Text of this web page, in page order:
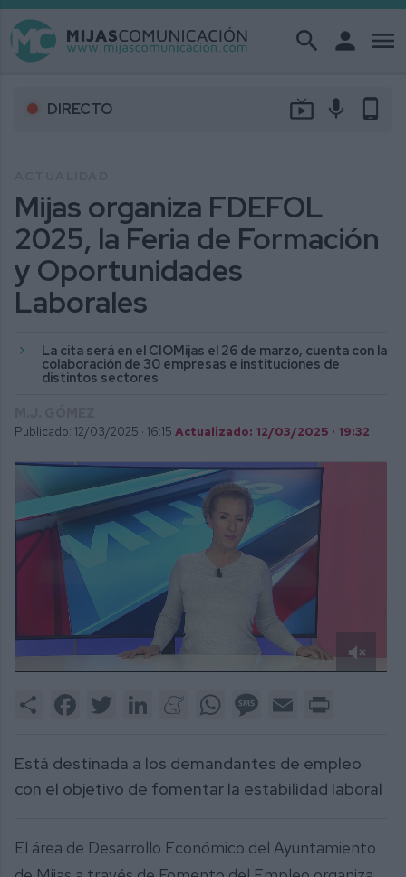
search person menu
DIRECTO live_tv mic phone_android
Mijas organiza FDEFOL
2025, la Feria de Formación
y Oportunidades
Laborales
La cita será en el CIOMijas el 26 de marzo, cuenta con la
colaboración de 30 empresas e instituciones de
distintos sectores
Publicado: 12/03/2025 · 16:15 Actualizado: 12/03/2025 · 19:32
1
Share FacebookTwitter LinkedInMeneameWhatsAppMessage
Email
Está destinada a los demandantes de empleo
con el objetivo de fomentar la estabilidad laboral
El área de Desarrollo Económico del Ayuntamiento